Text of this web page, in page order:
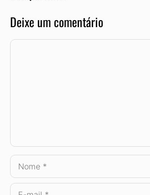
Deixe um comentário
Comentário
Nome
E-